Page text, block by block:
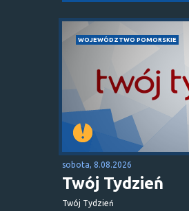
WOJEWÓDZTWO POMORSKIE
sobota, 8.08.2026
Twój Tydzień
Twój Tydzień